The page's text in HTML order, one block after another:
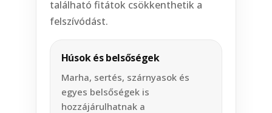
található fitátok csökkenthetik a
felszívódást.
Húsok és belsőségek
Marha, sertés, szárnyasok és
egyes belsőségek is
hozzájárulhatnak a